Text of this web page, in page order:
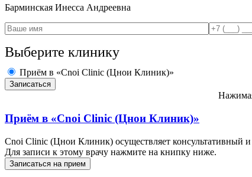
Барминская Инесса Андреевна
Выберите клинику
Приём в «Cnoi Clinic (Цнои Клиник)»
Приём в «Cnoi Clinic (Цнои Клиник)»
Cnoi Clinic (Цнои Клиник) осуществляет консультативный
Для записи к этому врачу нажмите на книпку ниже.
Записаться на прием